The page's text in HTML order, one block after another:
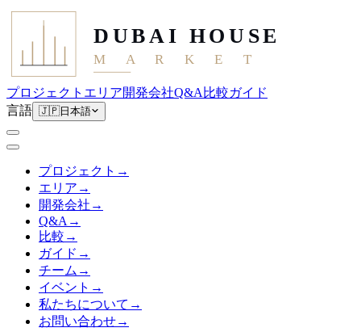
DUBAI HOUSE
M A R K E T
プロジェクト エリア開発会社Q&A 比較ガイド
言語 🇯🇵日本語
プロジェクト →
エリア →
開発会社 →
Q&A →
比較 →
ガイド →
チーム →
イベント →
私たちについて →
お問い合わせ→